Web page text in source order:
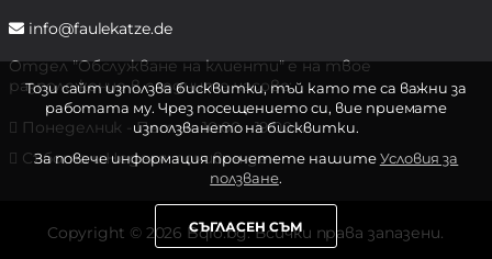
info@faulekatze.de
Отдел "Обслужване на клиенти" е на твое
разположение в следните часове:
Понеделник - Петък: 10:00 - 19:00 ч.
Събота и Неделя: почивен ден
Copyright © 2026 Bqlo.bg. Всички права запазени.
Този сайт използва бисквитки, тъй като те са важни за
работата му. Чрез посещението си, вие приемате
използването на бисквитки.
За повече информация прочетете нашитеУсловия за
ползване.
СЪГЛАСЕН СЪМ